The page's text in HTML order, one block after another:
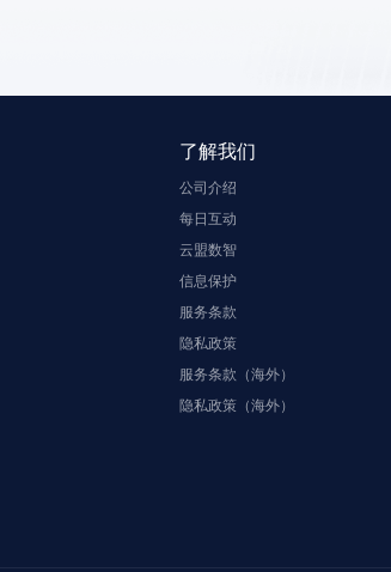
了解我们
公司介绍
每日互动
云盟数智
信息保护
服务条款
隐私政策
服务条款（海外）
隐私政策（海外）